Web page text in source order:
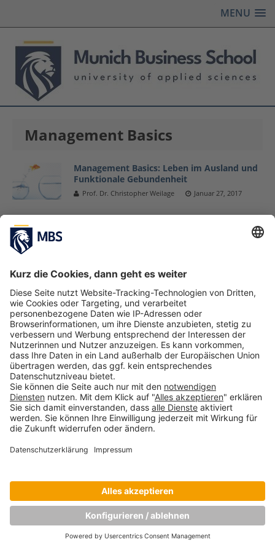
MENU
Management Basics
Management Basics: Leben im Ausland und
Funktionale Gebundenheit
Prof. Dr. Christopher Weilage Januar 27, 2017
Copyright © Munich Business School